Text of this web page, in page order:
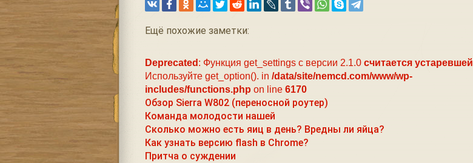
Ещё похожие заметки:
Deprecated : Функция get_settings с версии 2.1.0 считается устаревшей
Используйте get_option(). in /data/site/nemcd.com/www/wp-
includes/functions.php on line 6170
Обзор Sierra W802 (переносной роутер)
Команда молодости нашей
Сколько можно есть яиц в день? Вредны ли яйца?
Как узнать версию flash в Chrome?
Притча о суждении